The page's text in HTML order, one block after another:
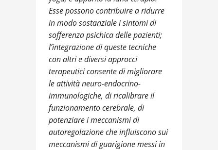
Esse possono contribuire a ridurre
in modo sostanziale i sintomi di
sofferenza psichica delle pazienti;
l’integrazione di queste tecniche
con altri e diversi approcci
terapeutici consente di migliorare
le attività neuro-endocrino-
immunologiche, di ricalibrare il
funzionamento cerebrale, di
potenziare i meccanismi di
autoregolazione che influiscono sui
meccanismi di guarigione messi in